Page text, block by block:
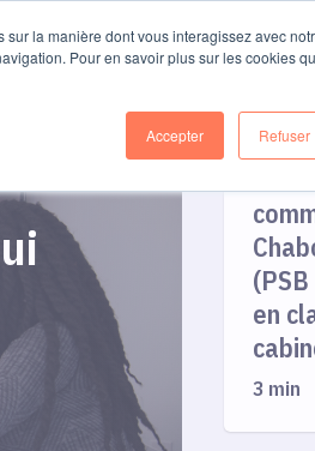
la manière dont vous interagissez avec
Pour en savoir plus sur les cookies
Accepter Refuser
EN Se connecter
Une
en
3 min